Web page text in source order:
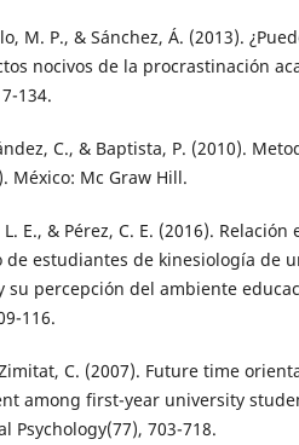
M. P., & Sánchez, Á. (2013).
nocivos de la procrastinación
134.
C., & Baptista, P. (2010).
México: Mc Graw Hill.
E., & Pérez, C. E. (2016). Relación
de estudiantes de kinesiología de
su percepción del ambiente
116.
C. (2007). Future time
among first-year university
Psychology(77), 703-718.